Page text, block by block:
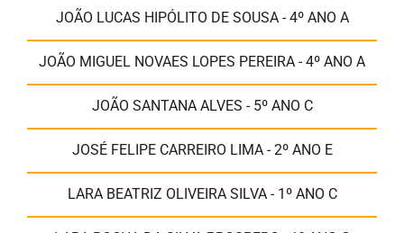
JOÃO LUCAS HIPÓLITO DE SOUSA - 4º ANO A
JOÃO MIGUEL NOVAES LOPES PEREIRA - 4º ANO A
JOÃO SANTANA ALVES - 5º ANO C
JOSÉ FELIPE CARREIRO LIMA - 2º ANO E
LARA BEATRIZ OLIVEIRA SILVA - 1º ANO C